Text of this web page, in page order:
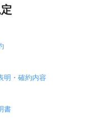
明・確約内容
書